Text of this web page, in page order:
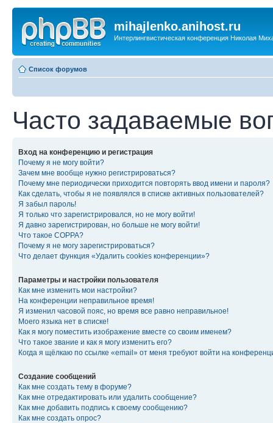
mihajlenko.anihost.ru
Интерлингвистическая конференция Николая
Список форумов
Часто задаваемые
Вход на конференцию и регистрация
Почему я не могу войти?
Зачем мне вообще нужно регистрироваться?
Почему мне периодически приходится повторять ввод имени и пароля?
Как сделать, чтобы я не появлялся в списке активных пользователей?
Я забыл пароль!
Я только что зарегистрировался, но не могу войти!
Я давно зарегистрирован, но больше не могу войти!
Что такое COPPA?
Почему я не могу зарегистрироваться?
Что делает функция «Удалить cookies конференции»?
Параметры и настройки пользователя
Как мне изменить мои настройки?
На конференции неправильное время!
Я изменил часовой пояс, но время все равно неправильное!
Моего языка нет в списке!
Как я могу поместить изображение вместе со своим именем?
Что такое звание и как я могу изменить его?
Когда я щёлкаю по ссылке «email» от меня требуют войти на
Создание сообщений
Как мне создать тему в форуме?
Как мне отредактировать или удалить сообщение?
Как мне добавить подпись к своему сообщению?
Как мне создать опрос?